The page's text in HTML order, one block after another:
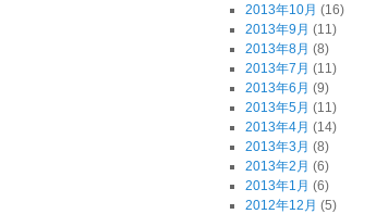
2013年10月 (16)
2013年9月 (11)
2013年8月 (8)
2013年7月 (11)
2013年6月 (9)
2013年5月 (11)
2013年4月 (14)
2013年3月 (8)
2013年2月 (6)
2013年1月 (6)
2012年12月 (5)